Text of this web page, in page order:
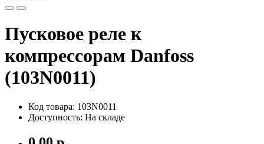
Пусковое реле к
компрессорам Danfoss
(103N0011)
Код товара: 103N0011
Доступность: На складе